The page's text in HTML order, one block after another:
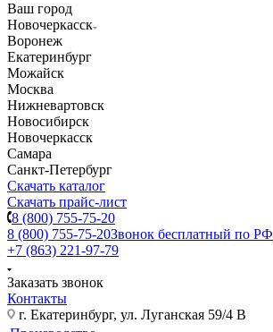
Ваш город
Новочеркасск
Воронеж
Екатеринбург
Можайск
Москва
Нижневартовск
Новосибирск
Новочеркасск
Самара
Санкт-Петербург
Скачать каталог
Скачать прайс-лист
8 (800) 755-75-20
8 (800) 755-75-20Звонок бесплатный по РФ
+7 (863) 221-97-79
Заказать звонок
Контакты
г. Екатеринбург, ул. Луганская 59/4 В